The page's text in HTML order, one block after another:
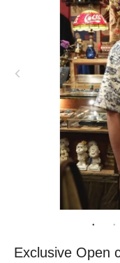
Exclusive Open